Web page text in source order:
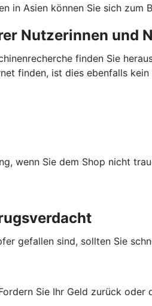
in Asien können Sie sich
Nutzerinnen und
finden Sie
finden, ist dies ebenfalls
wenn Sie dem Shop nicht
gefallen sind, sollten Sie
Sie Ihr Geld zurück oder